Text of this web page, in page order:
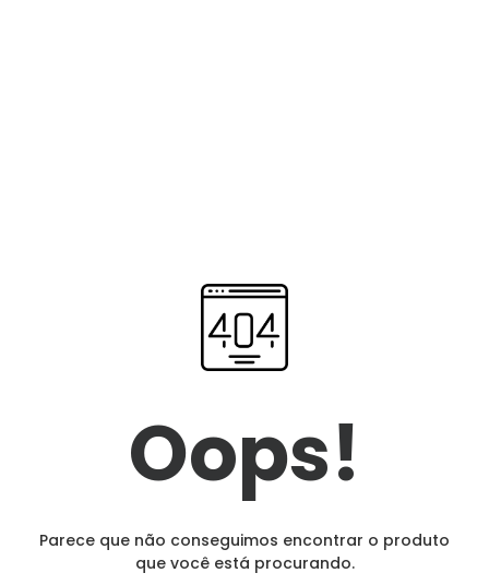
Oops!
Parece que não conseguimos encontrar o produto
que você está procurando.